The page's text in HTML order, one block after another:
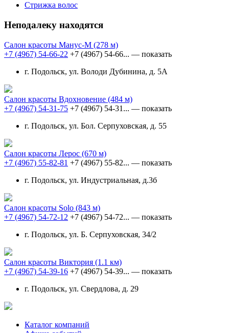
Стрижка волос
Неподалеку находятся
Салон красоты Манус-М (278 м)
+7 (4967) 54-66-22 +7 (4967) 54-66... — показать
г. Подольск, ул. Володи Дубинина, д. 5А
Салон красоты Вдохновение (484 м)
+7 (4967) 54-31-75 +7 (4967) 54-31... — показать
г. Подольск, ул. Бол. Серпуховская, д. 55
Салон красоты Лерос (670 м)
+7 (4967) 55-82-81 +7 (4967) 55-82... — показать
г. Подольск, ул. Индустриальная, д.3б
Салон красоты Solo (843 м)
+7 (4967) 54-72-12 +7 (4967) 54-72... — показать
г. Подольск, ул. Б. Серпуховская, 34/2
Салон красоты Виктория (1.1 км)
+7 (4967) 54-39-16 +7 (4967) 54-39... — показать
г. Подольск, ул. Свердлова, д. 29
Каталог компаний